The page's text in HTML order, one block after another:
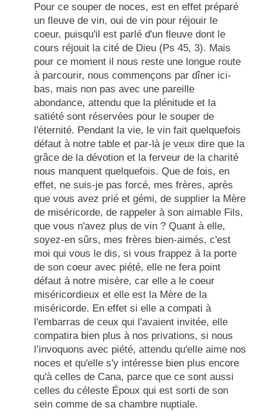
Pour ce souper de noces, est en effet préparé
un fleuve de vin, oui de vin pour réjouir le
coeur, puisqu'il est parlé d'un fleuve dont le
cours réjouit la cité de Dieu (Ps 45, 3). Mais
pour ce moment il nous reste une longue route
à parcourir, nous commençons par dîner ici-
bas, mais non pas avec une pareille
abondance, attendu que la plénitude et la
satiété sont réservées pour le souper de
l'éternité. Pendant la vie, le vin fait quelquefois
défaut à notre table et par-là je veux dire que la
grâce de la dévotion et la ferveur de la charité
nous manquent quelquefois. Que de fois, en
effet, ne suis-je pas forcé, mes frères, après
que vous avez prié et gémi, de supplier la Mère
de miséricorde, de rappeler à son aimable Fils,
que vous n'avez plus de vin ? Quant à elle,
soyez-en sûrs, mes frères bien-aimés, c'est
moi qui vous le dis, si vous frappez à la porte
de son coeur avec piété, elle ne fera point
défaut à notre misère, car elle a le coeur
miséricordieux et elle est la Mère de la
miséricorde. En effet si elle a compati à
l'embarras de ceux qui l'avaient invitée, elle
compatira bien plus à nos privations, si nous
l’invoquons avec piété, attendu qu'elle aime nos
noces et qu'elle s'y intéresse bien plus encore
qu'à celles de Cana, parce que ce sont aussi
celles du céleste Époux qui est sorti de son
sein comme de sa chambre nuptiale.